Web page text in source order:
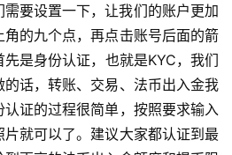
要设置一下，让我们的账户更加
的九个点，再点击账号后面的箭
是身份认证，也就是KYC，我们
话，转账、交易、法币出入金我
证的过程很简单，按照要求输入
就可以了。建议大家都认证到最